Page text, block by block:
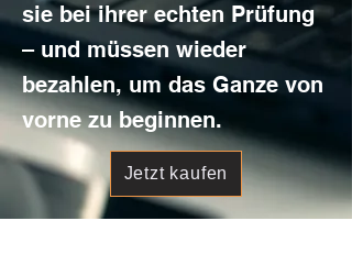
sie bei ihrer echten Prüfung
– und müssen wieder
bezahlen, um das Ganze von
vorne zu beginnen.
Jetzt kaufen